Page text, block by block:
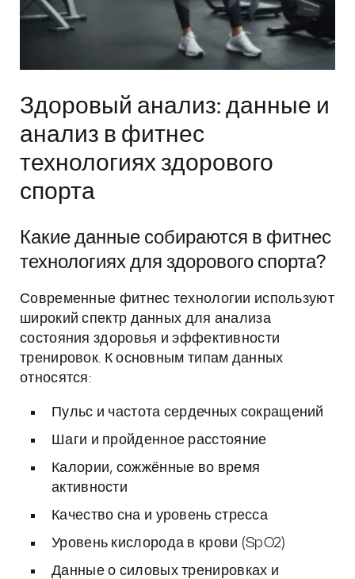
Здоровый анализ: данные и
анализ в фитнес
технологиях здорового
спорта
Какие данные собираются в фитнес
технологиях для здорового спорта?
Современные фитнес технологии используют
широкий спектр данных для анализа
состояния здоровья и эффективности
тренировок. К основным типам данных
относятся:
Пульс и частота сердечных сокращений
Шаги и пройденное расстояние
Калории, сожжённые во время
активности
Качество сна и уровень стресса
Уровень кислорода в крови (SpO2)
Данные о силовых тренировках и